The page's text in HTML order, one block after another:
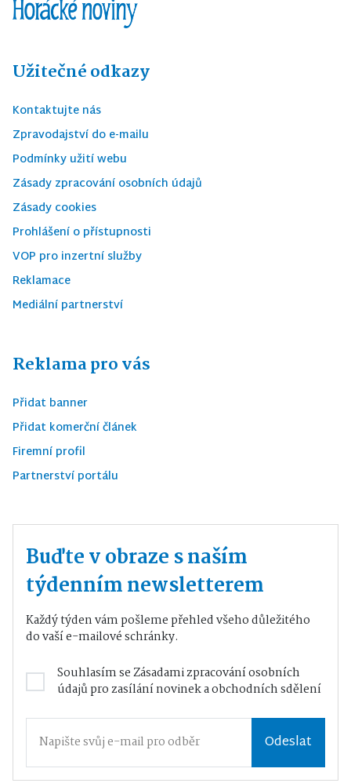
Užitečné odkazy
Kontaktujte nás
Zpravodajství do e-mailu
Podmínky užití webu
Zásady zpracování osobních údajů
Zásady cookies
Prohlášení o přístupnosti
VOP pro inzertní služby
Reklamace
Mediální partnerství
Reklama pro vás
Přidat banner
Přidat komerční článek
Firemní profil
Partnerství portálu
Buďte v obraze s naším
týdenním newsletterem
Každý týden vám pošleme přehled všeho důležitého
do vaší e-mailové schránky.
Souhlasím seZásadami zpracování osobních
údajůpro zasílání novinek a obchodních sdělení
Odeslat